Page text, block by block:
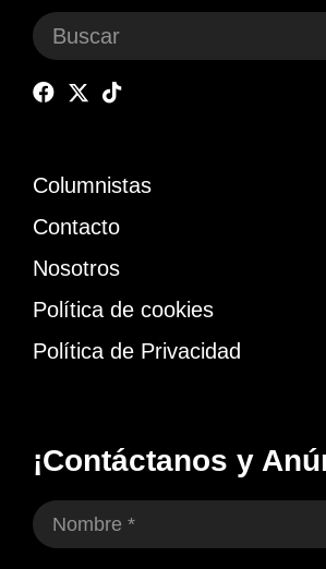
Columnistas
Contacto
Nosotros
Política de cookies
Política de Privacidad
¡Contáctanos y